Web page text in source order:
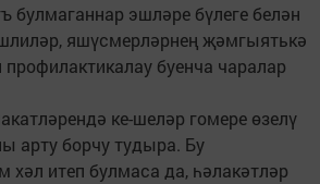
булмаганнар эшләре бүлеге белән
яшүсмерләрнең җәмгыятькә
буенча чаралар
ке-шеләр гомере өзелү
арту борчу тудыра. Бу
хәл итеп булмаса да, һәлакәтләр